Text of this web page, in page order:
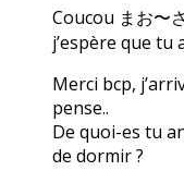
Coucou まお〜
j’espère que tu
Merci bcp,
pense..
De quoi-es tu
de dormir ?